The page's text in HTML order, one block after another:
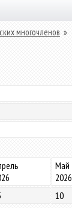
многочленов »
Май
2026
10